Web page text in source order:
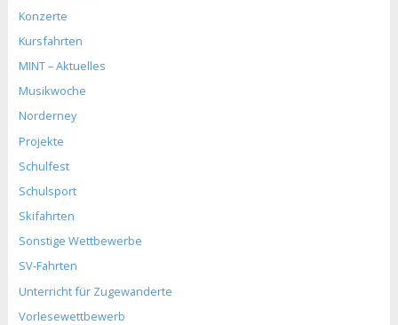
Konzerte
Kursfahrten
MINT – Aktuelles
Musikwoche
Norderney
Projekte
Schulfest
Schulsport
Skifahrten
Sonstige Wettbewerbe
SV-Fahrten
Unterricht für Zugewanderte
Vorlesewettbewerb